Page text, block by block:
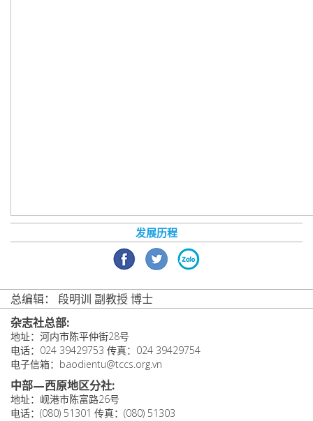
发展历程
总编辑： 段明训 副教授 博士
杂志社总部:
地址：河内市陈平仲街28号
电话：024 39429753 传真：024 39429754
电子信箱：baodientu@tccs.org.vn
中部—西原地区分社:
地址：岘港市陈富路26号
电话：(080) 51301 传真：(080) 51303